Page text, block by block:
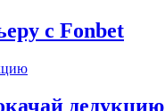
с Fonbet
дедукцию